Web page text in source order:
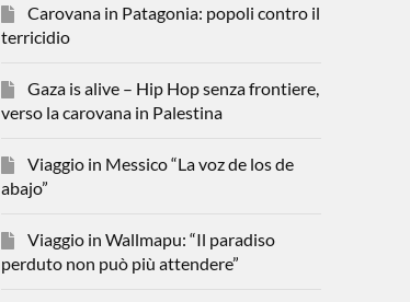
Carovana in Patagonia: popoli contro il
terricidio
Gaza is alive – Hip Hop senza frontiere,
verso la carovana in Palestina
Viaggio in Messico “La voz de los de
abajo”
Viaggio in Wallmapu: “Il paradiso
perduto non può più attendere”